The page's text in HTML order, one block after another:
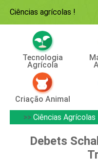
Ciências agrícolas !
Tecnologia
Agrícola
Criação Animal
>> Ciências Agrícolas
Debets